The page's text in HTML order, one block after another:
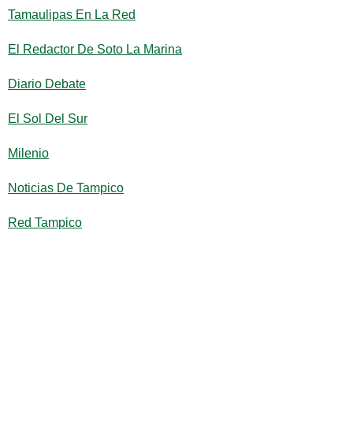
Tamaulipas En La Red
El Redactor De Soto La Marina
Diario Debate
El Sol Del Sur
Milenio
Noticias De Tampico
Red Tampico